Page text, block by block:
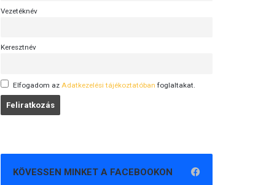
Vezetéknév
Keresztnév
Elfogadom az Adatkezelési tájékoztatóban foglaltakat.
KÖVESSEN MINKET A FACEBOOKON